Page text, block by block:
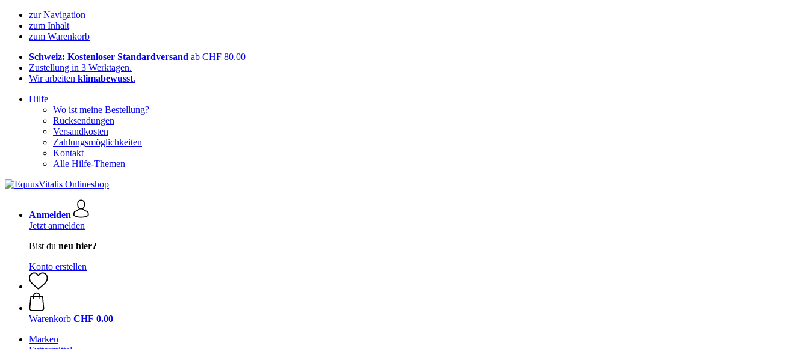
zur Navigation
zum Inhalt
zum Warenkorb
Schweiz: Kostenloser Standardversand ab CHF 80.00
Zustellung in 3 Werktagen.
Wir arbeiten klimabewusst.
Hilfe
Wo ist meine Bestellung?
Rücksendungen
Versandkosten
Zahlungsmöglichkeiten
Kontakt
Alle Hilfe-Themen
Anmelden
Jetzt anmelden
Bist du neu hier?
Konto erstellen
Warenkorb CHF 0.00
Marken